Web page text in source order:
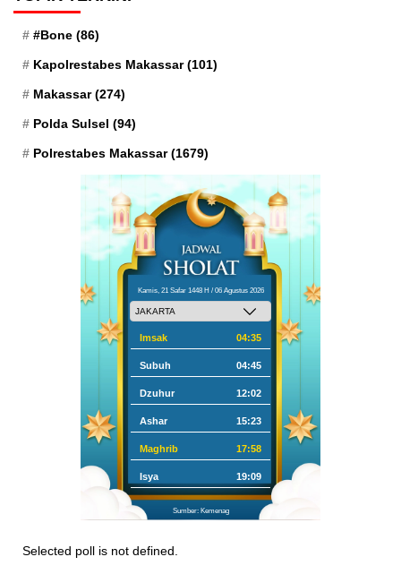
#Bone (86)
Kapolrestabes Makassar(101)
Makassar(274)
Polda Sulsel (94)
Polrestabes Makassar(1679)
Kamis, 21 Safar 1448 H / 06 Agustus 2026
Imsak 04:35
Subuh 04:45
Dzuhur 12:02
Ashar 15:23
Maghrib 17:58
Isya 19:09
Sumber: Kemenag
Selected poll is not defined.